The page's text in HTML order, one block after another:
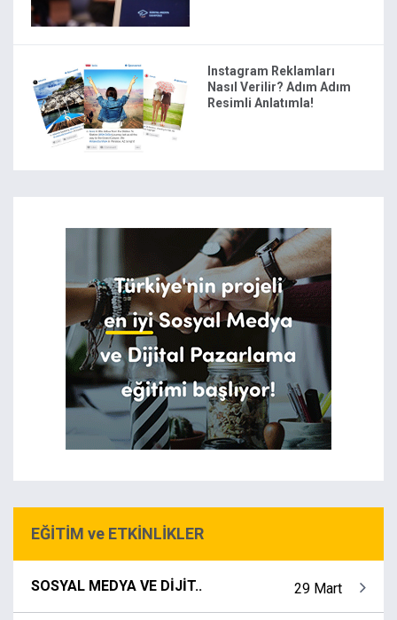
Instagram Reklamları
Nasıl Verilir? Adım Adım
Resimli Anlatımla!
EĞİTİM ve ETKİNLİKLER
SOSYAL MEDYA VE DİJİT.. 29 Mart